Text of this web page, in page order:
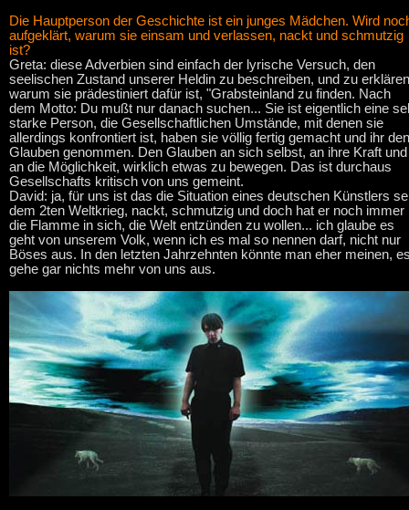
Die Hauptperson der Geschichte ist ein junges Mädchen. Wird
aufgeklärt, warum sie einsam und verlassen, nackt und schmutzig
ist?
Greta: diese Adverbien sind einfach der lyrische Versuch, den
seelischen Zustand unserer Heldin zu beschreiben, und zu
warum sie prädestiniert dafür ist, "Grabsteinland zu finden. Nach
dem Motto: Du mußt nur danach suchen... Sie ist eigentlich eine
starke Person, die Gesellschaftlichen Umstände, mit denen sie
allerdings konfrontiert ist, haben sie völlig fertig gemacht und ihr den
Glauben genommen. Den Glauben an sich selbst, an ihre Kraft und
an die Möglichkeit, wirklich etwas zu bewegen. Das ist durchaus
Gesellschafts kritisch von uns gemeint.
David: ja, für uns ist das die Situation eines deutschen Künstlers
dem 2ten Weltkrieg, nackt, schmutzig und doch hat er noch immer
die Flamme in sich, die Welt entzünden zu wollen... ich glaube es
geht von unserem Volk, wenn ich es mal so nennen darf, nicht nur
Böses aus. In den letzten Jahrzehnten könnte man eher meinen,
gehe gar nichts mehr von uns aus.